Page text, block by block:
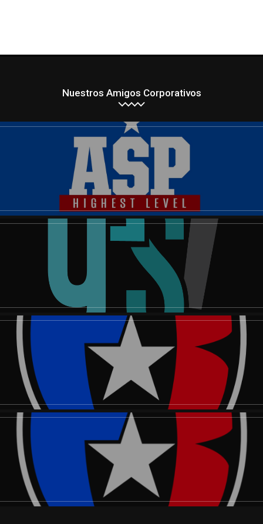
Nuestros Amigos Corporativos